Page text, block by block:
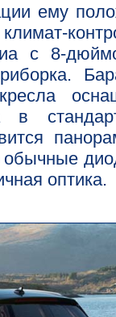
ему
с 8-
в
обычные
оптика.